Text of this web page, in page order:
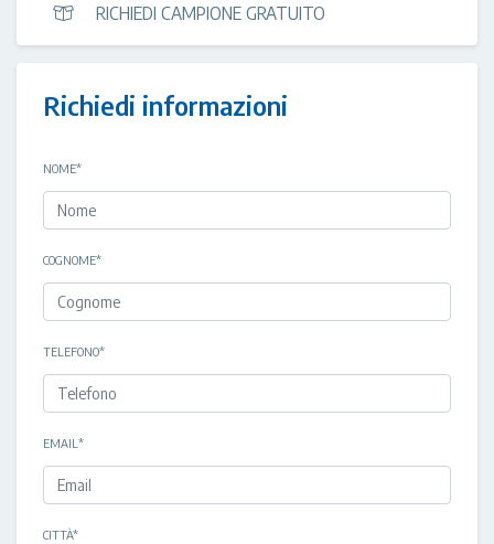
RICHIEDI CAMPIONE GRATUITO
Richiedi informazioni
NOME*
COGNOME*
TELEFONO*
EMAIL *
CITTÀ*